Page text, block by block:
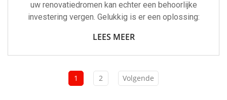
uw renovatiedromen kan echter een behoorlijke
investering vergen. Gelukkig is er een oplossing:
LEES MEER
1 2 Volgende